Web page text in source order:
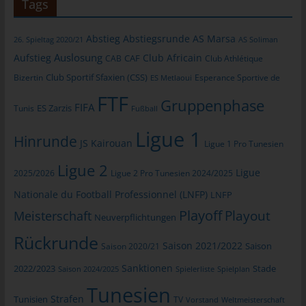
Tags
26. Spieltag 2020/21 Abstieg Abstiegsrunde AS Marsa AS Soliman
Aufstieg Auslosung CAB CAF Club Africain Club Athlétique
Bizertin Club Sportif Sfaxien (CSS) ES Metlaoui Esperance Sportive de
Tunis ES Zarzis FIFA FTF Fußball Gruppenphase
Hinrunde JS Kairouan Ligue 1 Ligue 1 Pro Tunesien
2025/2026 Ligue 2 Ligue 2 Pro Tunesien 2024/2025 Ligue
Nationale du Football Professionnel (LNFP) LNFP
Meisterschaft Neuverpflichtungen Playoff Playout
Rückrunde Saison 2020/21 Saison 2021/2022 Saison
2022/2023 Saison 2024/2025 Sanktionen Spielerliste Spielplan Stade
Tunisien Strafen Tunesien TV Vorstand Weltmeisterschaft
informationstechnologischen Systeme und der Technik unserer
Strafverfolgungsbehörden im Falle eines Cyberangriffes die zur
Strafverfolgung notwendigen Informationen bereitzustellen.
durch uns daher einerseits statistisch und ferner mit dem Ziel
ausgewertet, den Datenschutz und die Datensicherheit in
unserem Unternehmen zu erhöhen, um letztlich ein optimales
Schutzniveau für die von uns verarbeiteten personenbezogenen
Daten sicherzustellen. Die anonymen Daten der Server-Logfiles
angegebenen personenbezogenen Daten gespeichert.
Registrierung auf unserer Internetseite
Die betroffene Person hat die Möglichkeit, sich auf der
Internetseite des für die Verarbeitung Verantwortlichen unter
Angabe von personenbezogenen Daten zu registrieren. Welche
Verantwortlichen übermittelt werden, ergibt sich aus der